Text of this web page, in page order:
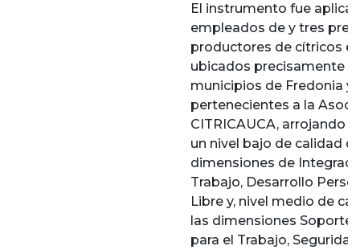
El instrumento fue
empleados de y tres
productores de cítricos
ubicados precisamente
municipios de Fredonia y
pertenecientes a la
CITRICAUCA, arrojando
un nivel bajo de calidad
dimensiones de
Trabajo, Desarrollo
Libre y, nivel medio de
las dimensiones Soporte
para el Trabajo,